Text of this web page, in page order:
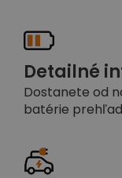
Detailné
Dostanete od
batérie